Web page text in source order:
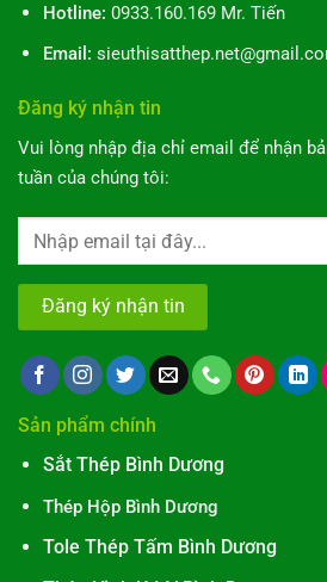
Hotline: 0933.160.169 Mr. Tiến
Email:
Đăng ký nhận tin
Vui lòng nhập địa chỉ email để nhận
tuần của chúng tôi:
Sản phẩm chính
Sắt Thép Bình Dương
Thép Hộp Bình Dương
Tole Thép Tấm Bình Dương